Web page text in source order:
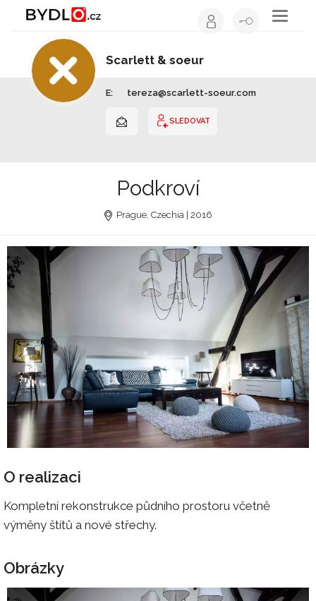
Toggle
Scarlett & soeur
E: tereza@scarlett-soeur.com
SLEDOVAT
Podkroví
Prague, Czechia | 2016
O realizaci
Kompletní rekonstrukce půdního prostoru včetně
výměny štítů a nové střechy.
Obrázky